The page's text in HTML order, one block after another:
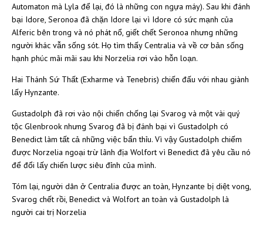
Automaton mà Lyla để lại, đó là những con ngựa máy). Sau khi đánh
bại Idore, Seronoa đã chặn Idore lại vì Idore có sức mạnh của
Alferic bên trong và nó phát nổ, giết chết Seronoa nhưng những
người khác vẫn sống sót. Họ tìm thấy Centralia và về cơ bản sống
hạnh phúc mãi mãi sau khi Norzelia rơi vào hỗn loạn.
Hai Thánh Sứ Thất (Exharme và Tenebris) chiến đấu với nhau giành
lấy Hynzante.
Gustadolph đã rơi vào nội chiến chống lại Svarog và một vài quý
tộc Glenbrook nhưng Svarog đã bị đánh bại vì Gustadolph có
Benedict làm tất cả những việc bẩn thỉu. Vì vậy Gustadolph chiếm
được Norzelia ngoại trừ lãnh địa Wolfort vì Benedict đã yêu cầu nó
để đổi lấy chiến lược siêu đỉnh của mình.
Tóm lại, người dân ở Centralia được an toàn, Hynzante bị diệt vong,
Svarog chết rồi, Benedict và Wolfort an toàn và Gustadolph là
người cai trị Norzelia